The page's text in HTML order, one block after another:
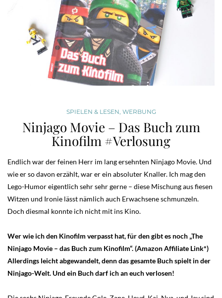
SPIELEN & LESEN WERBUNG
Ninjago Movie – Das Buch zum
Kinofilm #Verlosung
Endlich war der feinen Herr im lang ersehnten Ninjago Movie. Und
wie er so davon erzählt, war er ein absoluter Knaller. Ich mag den
Lego-Humor eigentlich sehr sehr gerne – diese Mischung aus fiesen
Witzen und Ironie lässt nämlich auch Erwachsene schmunzeln.
Doch diesmal konnte ich nicht mit ins Kino.
Wer wie ich den Kinofilm verpasst hat, für den gibt es noch „The
Ninjago Movie – das Buch zum Kinofilm“. (Amazon Affiliate Link*)
Allerdings leicht abgewandelt, denn das gesamte Buch spielt in der
Ninjago-Welt. Und ein Buch darf ich an euch verlosen!